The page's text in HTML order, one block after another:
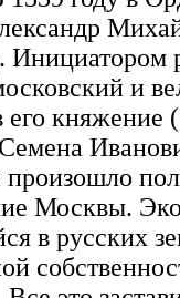
и
княжение
произошло
Москвы.
в русских